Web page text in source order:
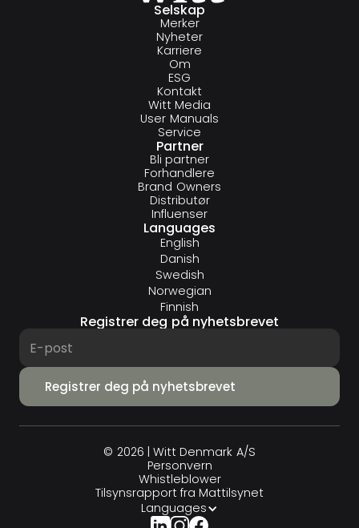
Selskap
Merker
Nyheter
Karriere
Om
ESG
Kontakt
Witt Media
User Manuals
Service
Partner
Bli partner
Forhandlere
Brand Owners
Distributør
Influenser
Languages
English
Danish
Swedish
Norwegian
Finnish
Registrer deg på nyhetsbrevet
© 2026 | Witt Denmark A/S
Personvern
Whistleblower
Tilsynsrapport fra Mattilsynet
Languages